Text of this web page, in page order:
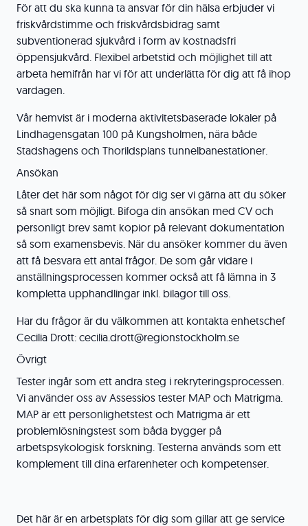
För att du ska kunna ta ansvar för din hälsa erbjuder vi
friskvårdstimme och friskvårdsbidrag samt
subventionerad sjukvård i form av kostnadsfri
öppensjukvård. Flexibel arbetstid och möjlighet till att
arbeta hemifrån har vi för att underlätta för dig att få ihop
vardagen.
Vår hemvist är i moderna aktivitetsbaserade lokaler på
Lindhagensgatan 100 på Kungsholmen, nära både
Stadshagens och Thorildsplans tunnelbanestationer.
Ansökan
Låter det här som något för dig ser vi gärna att du söker
så snart som möjligt. Bifoga din ansökan med CV och
personligt brev samt kopior på relevant dokumentation
så som examensbevis. När du ansöker kommer du även
att få besvara ett antal frågor. De som går vidare i
anställningsprocessen kommer också att få lämna in 3
kompletta upphandlingar inkl. bilagor till oss.
Har du frågor är du välkommen att kontakta enhetschef
Cecilia Drott: cecilia.drott@regionstockholm.se
Övrigt
Tester ingår som ett andra steg i rekryteringsprocessen.
Vi använder oss av Assessios tester MAP och Matrigma.
MAP är ett personlighetstest och Matrigma är ett
problemlösningstest som båda bygger på
arbetspsykologisk forskning. Testerna används som ett
komplement till dina erfarenheter och kompetenser.
Det här är en arbetsplats för dig som gillar att ge service